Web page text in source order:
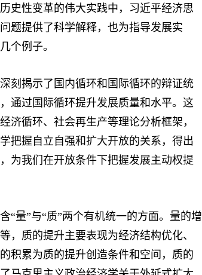
性变革的伟大实践中，习近平经济思
题提供了科学解释，也为指导发展实
个例子。
揭示了国内循环和国际循环的辩证统
通过国际循环提升发展质量和水平。这
济循环、社会再生产等理论分析框架，
把握自立自强和扩大开放的关系，得出
为我们在开放条件下把握发展主动权提
量”与“质”两个有机统一的方面。量的增
，质的提升主要表现为经济结构优化、
积累为质的提升创造条件和空间，质的